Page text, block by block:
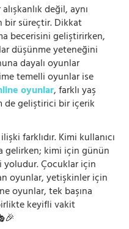
değil, aynı
bir süreçtir. Dikkat
becerisini geliştirirken,
düşünme yeteneğini
dayalı oyunlar
temelli oyunlar ise
oyunlar, farklı yaş
de geliştirici bir içerik
farklıdır. Kimi kullanıcı
gelirken; kimi için günün
Çocuklar için
oyunlar, yetişkinler için
oyunlar, tek başına
keyifli vakit